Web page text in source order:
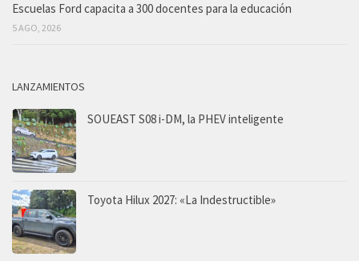
Escuelas Ford capacita a 300 docentes para la educación
5 AGO, 2026
LANZAMIENTOS
SOUEAST S08 i-DM, la PHEV inteligente
Toyota Hilux 2027: «La Indestructible»